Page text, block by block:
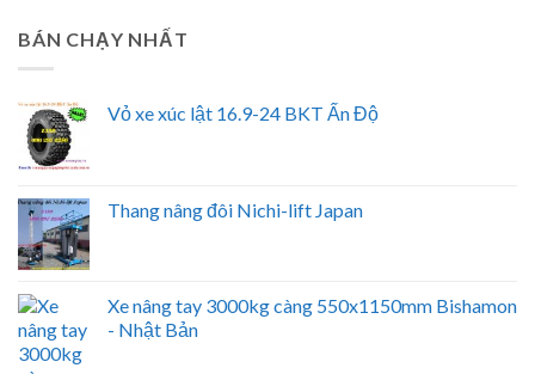
BÁN CHẠY NHẤT
Vỏ xe xúc lật 16.9-24 BKT Ấn Độ
Thang nâng đôi Nichi-lift Japan
Xe nâng tay 3000kg càng 550x1150mm Bishamon
- Nhật Bản